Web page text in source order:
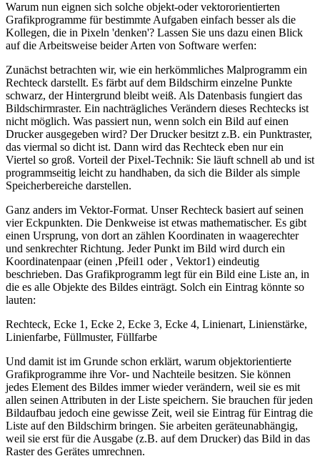
Warum nun eignen sich solche objekt-oder vektororientierten
Grafikprogramme für bestimmte Aufgaben einfach besser als die
Kollegen, die in Pixeln 'denken'? Lassen Sie uns dazu einen Blick
auf die Arbeitsweise beider Arten von Software werfen:
Zunächst betrachten wir, wie ein herkömmliches Malprogramm ein
Rechteck darstellt. Es färbt auf dem Bildschirm einzelne Punkte
schwarz, der Hintergrund bleibt weiß. Als Datenbasis fungiert das
Bildschirmraster. Ein nachträgliches Verändern dieses Rechtecks ist
nicht möglich. Was passiert nun, wenn solch ein Bild auf einen
Drucker ausgegeben wird? Der Drucker besitzt z.B. ein Punktraster,
das viermal so dicht ist. Dann wird das Rechteck eben nur ein
Viertel so groß. Vorteil der Pixel-Technik: Sie läuft schnell ab und ist
programmseitig leicht zu handhaben, da sich die Bilder als simple
Speicherbereiche darstellen.
Ganz anders im Vektor-Format. Unser Rechteck basiert auf seinen
vier Eckpunkten. Die Denkweise ist etwas mathematischer. Es gibt
einen Ursprung, von dort an zählen Koordinaten in waagerechter
und senkrechter Richtung. Jeder Punkt im Bild wird durch ein
Koordinatenpaar (einen ,Pfeil1 oder , Vektor1) eindeutig
beschrieben. Das Grafikprogramm legt für ein Bild eine Liste an, in
die es alle Objekte des Bildes einträgt. Solch ein Eintrag könnte so
lauten:
Rechteck, Ecke 1, Ecke 2, Ecke 3, Ecke 4, Linienart, Linienstärke,
Linienfarbe, Füllmuster, Füllfarbe
Und damit ist im Grunde schon erklärt, warum objektorientierte
Grafikprogramme ihre Vor- und Nachteile besitzen. Sie können
jedes Element des Bildes immer wieder verändern, weil sie es mit
allen seinen Attributen in der Liste speichern. Sie brauchen für jeden
Bildaufbau jedoch eine gewisse Zeit, weil sie Eintrag für Eintrag die
Liste auf den Bildschirm bringen. Sie arbeiten geräteunabhängig,
weil sie erst für die Ausgabe (z.B. auf dem Drucker) das Bild in das
Raster des Gerätes umrechnen.